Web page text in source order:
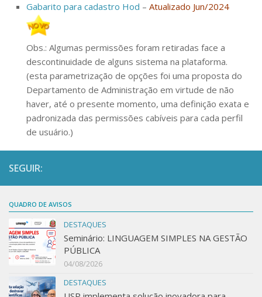
DAGI – Seção de Arquivo Intermediário
DAS – Gestão de Serviços
DASAT – Serviço de Administração de Transportes
Guia de procedimentos para entrega e
recebimento de veículos
DASA – Serviço de Almoxarifado
Normas e Manual
COMPATRIM
Projetos em andamento
Arquivo Geral
Informes SEI
Apresentação SEI
Cadastro SEI!
Capacitação SEI
Contratos e Importação
FAQ Importação FAPESP
Normas e Procedimentos de Inventário
Descaracterização de bens móveis – procedimentos
Gabarito para cadastro Hod – Atualizado Jun/2024
Obs.: Algumas permissões foram retiradas face a
descontinuidade de alguns sistema na plataforma.
(esta parametrização de opções foi uma proposta do
Departamento de Administração em virtude de não
haver, até o presente momento, uma definição exata e
padronizada das permissões cabíveis para cada perfil
de usuário.)
SEGUIR:
QUADRO DE AVISOS
DESTAQUES
Seminário: LINGUAGEM SIMPLES NA GESTÃO
PÚBLICA
04/08/2026
DESTAQUES